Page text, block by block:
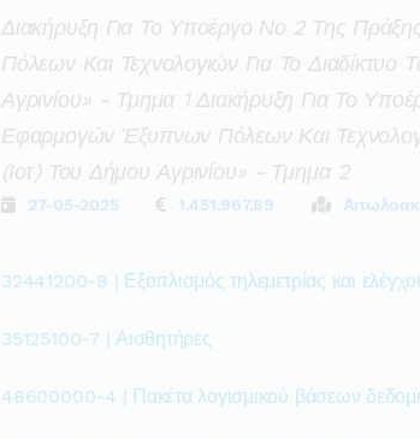
Διακήρυξη Για Το Υποέργο Νο 2 Της
Πόλεων Και Τεχνολογιών Για Το Διαδίκτυο
Αγρινίου» - Τμημα 1 Διακήρυξη Για Το
Εφαρμογών Έξυπνων Πόλεων Και
(ιοτ) Του Δήμου Αγρινίου» - Τμημα 2
27-05-2025 1.451.967,89
32441200-8 | Εξοπλισμός τηλεμετρίας και
35125100-7 | Αισθητήρες
48600000-4 | Πακέτα λογισμικού βάσεων